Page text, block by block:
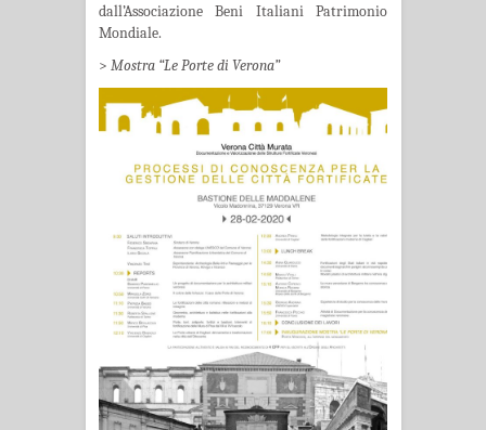
dall’Associazione Beni Italiani Patrimonio
Mondiale.
> Mostra “Le Porte di Verona”